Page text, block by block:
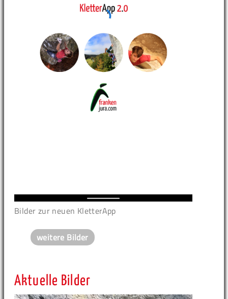
Bilder zur neuen KletterApp
weitere Bilder
Aktuelle Bilder